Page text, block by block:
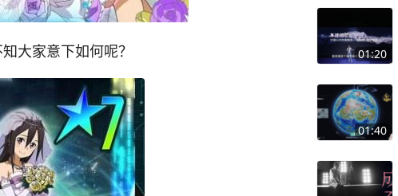
大家意下如何呢？ 01:20
01:40